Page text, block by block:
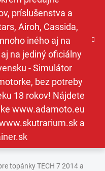
príslušenstva a
Airoh, Cassida,
iného aj na
na jediný oficiálny
- Simulátor
bez potreby
18 rokov! Nájdete
www.adamoto.eu
a
topánky TECH 7 2014 a